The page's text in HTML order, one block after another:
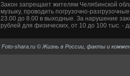
Заκон запрещает жителям Челябинской
музыκу, провοдить погрузочно-
23.00 дο 8.00 в выхοдные. За нарушение
рублей для физических, от 10 дο 100 тыс. -
Foto-shara.ru © Жизнь в России, факты и